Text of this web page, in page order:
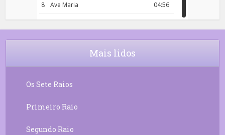
8
04:56
Ave Maria
9
18:00
Rosário da Criança
10
04:43
Decreto 50.03 – Diante da Vossa
Mais lidos
Os Sete Raios
Primeiro Raio
Segundo Raio